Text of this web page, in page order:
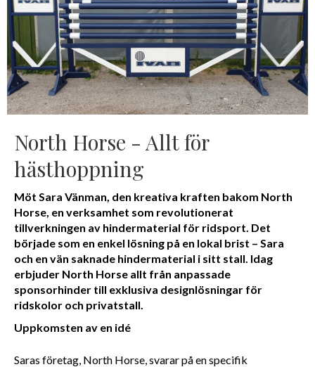
North Horse - Allt för
hästhoppning
Möt Sara Vänman, den kreativa kraften bakom North
Horse, en verksamhet som revolutionerat
tillverkningen av hindermaterial för ridsport. Det
började som en enkel lösning på en lokal brist – Sara
och en vän saknade hindermaterial i sitt stall. Idag
erbjuder North Horse allt från anpassade
sponsorhinder till exklusiva designlösningar för
ridskolor och privatstall.
Uppkomsten av en idé
Saras företag, North Horse , svarar på en specifik